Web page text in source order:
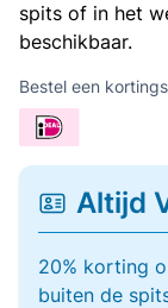
spits of in het
beschikbaar.
Bestel een
Altijd
20% korting
buiten de